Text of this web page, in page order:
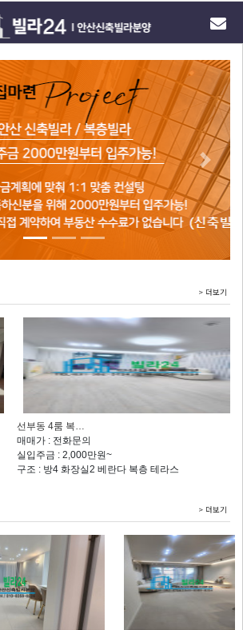
Next
> 더보기
선부동 4룸 복…
매매가 : 전화문의
실입주금 : 2,000만원~
구조 : 방4 화장실2 베란다 복층 테라스
> 더보기